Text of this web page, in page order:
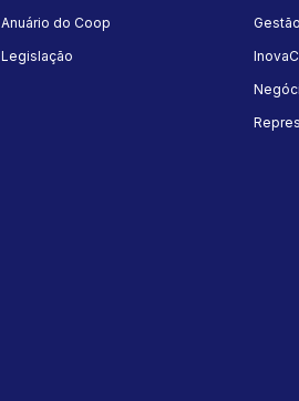
Anuário do Coop
Legislação